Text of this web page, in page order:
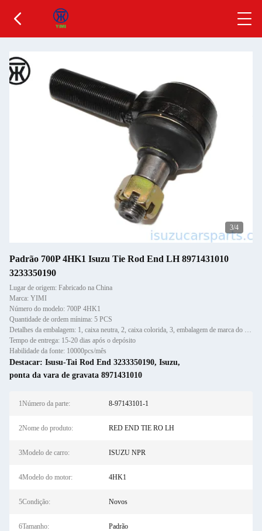
3/4
Padrão 700P 4HK1 Isuzu Tie Rod End LH 8971431010
3233350190
Lugar de origem: Fabricado na China
Marca: YIMI
Número do modelo: 700P 4HK1
Quantidade de ordem mínima: 5 PCS
Detalhes da embalagem: 1, caixa neutra, 2, caixa colorida, 3, embalagem de marca do cliente
Tempo de entrega: 15-20 dias após o depósito
Habilidade da fonte: 10000pcs/mês
Destacar: Isusu-Tai Rod End 3233350190, Isuzu,
ponta da vara de gravata 8971431010
1Número da parte: 8-97143101-1
2Nome do produto: RED END TIE RO LH
3Modelo de carro: ISUZU NPR
4Modelo do motor: 4HK1
5Condição: Novos
6Tamanho: Padrão